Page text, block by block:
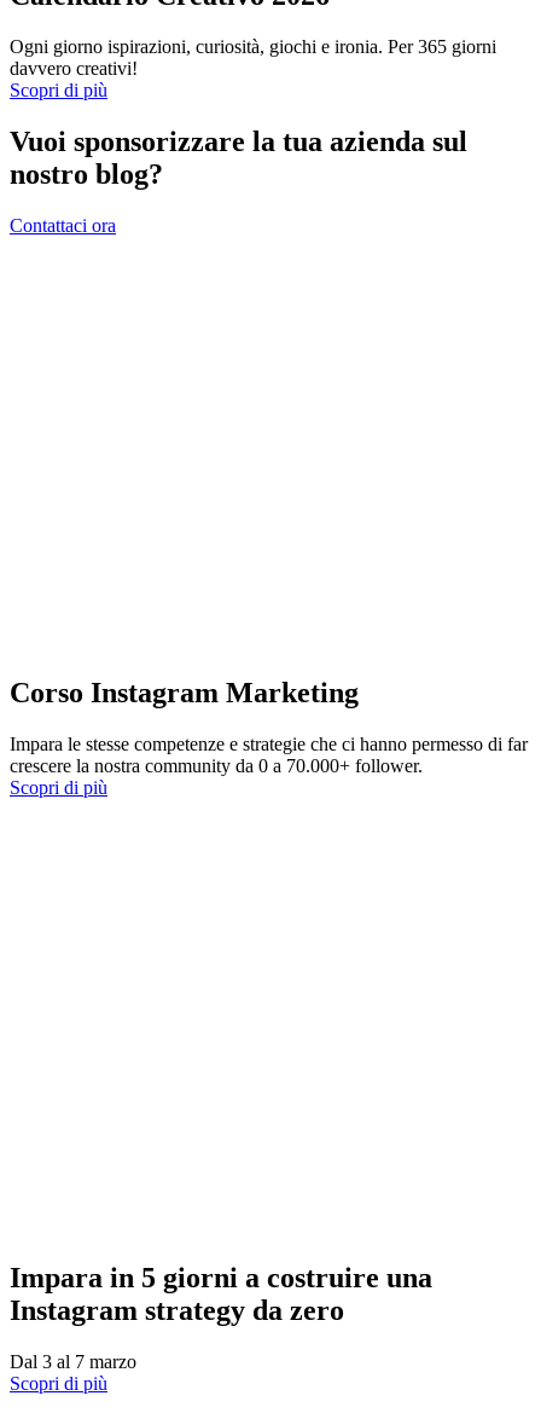
Ogni giorno ispirazioni, curiosità, giochi e ironia. Per 365 giorni
davvero creativi!
Scopri di più
Vuoi sponsorizzare la tua azienda sul
nostro blog?
Contattaci ora
Corso Instagram Marketing
Impara le stesse competenze e strategie che ci hanno permesso di far
crescere la nostra community da 0 a 70.000+ follower.
Scopri di più
Impara in 5 giorni a costruire una
Instagram strategy da zero
Dal 3 al 7 marzo
Scopri di più